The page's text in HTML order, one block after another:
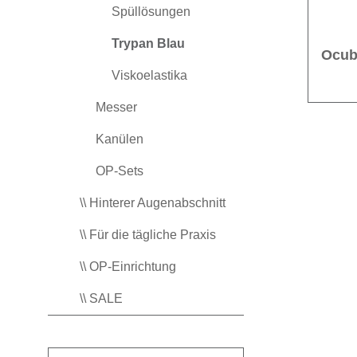
Spüllösungen
Trypan Blau
Viskoelastika
Messer
Kanülen
OP-Sets
\\ Hinterer Augenabschnitt
\\ Für die tägliche Praxis
\\ OP-Einrichtung
\\ SALE